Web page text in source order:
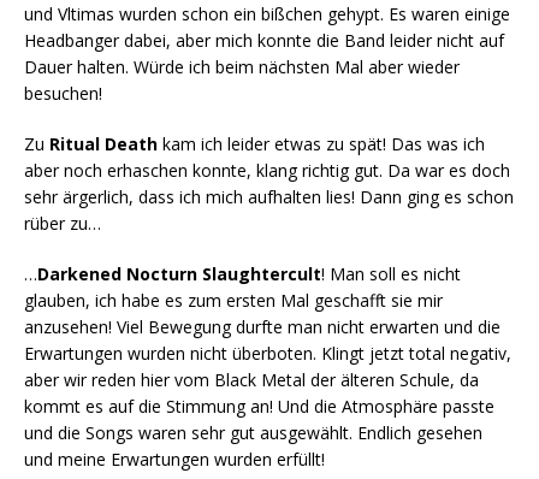
und Vltimas wurden schon ein bißchen gehypt. Es waren einige
Headbanger dabei, aber mich konnte die Band leider nicht auf
Dauer halten. Würde ich beim nächsten Mal aber wieder
besuchen!
Zu Ritual Death kam ich leider etwas zu spät! Das was ich
aber noch erhaschen konnte, klang richtig gut. Da war es doch
sehr ärgerlich, dass ich mich aufhalten lies! Dann ging es schon
rüber zu…
…Darkened Nocturn Slaughtercult! Man soll es nicht
glauben, ich habe es zum ersten Mal geschafft sie mir
anzusehen! Viel Bewegung durfte man nicht erwarten und die
Erwartungen wurden nicht überboten. Klingt jetzt total negativ,
aber wir reden hier vom Black Metal der älteren Schule, da
kommt es auf die Stimmung an! Und die Atmosphäre passte
und die Songs waren sehr gut ausgewählt. Endlich gesehen
und meine Erwartungen wurden erfüllt!